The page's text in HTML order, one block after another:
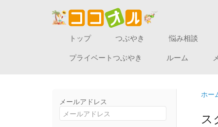
トップ つぶやき
悩み相談
プライベートつぶやき
ルーム
メールアドレス
ホー